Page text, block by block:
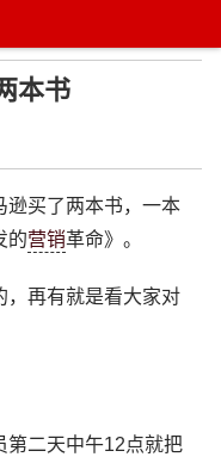
本书
逊买了两本书，一本
的营销革命》。
，再有就是看大家对
第二天中午12点就把